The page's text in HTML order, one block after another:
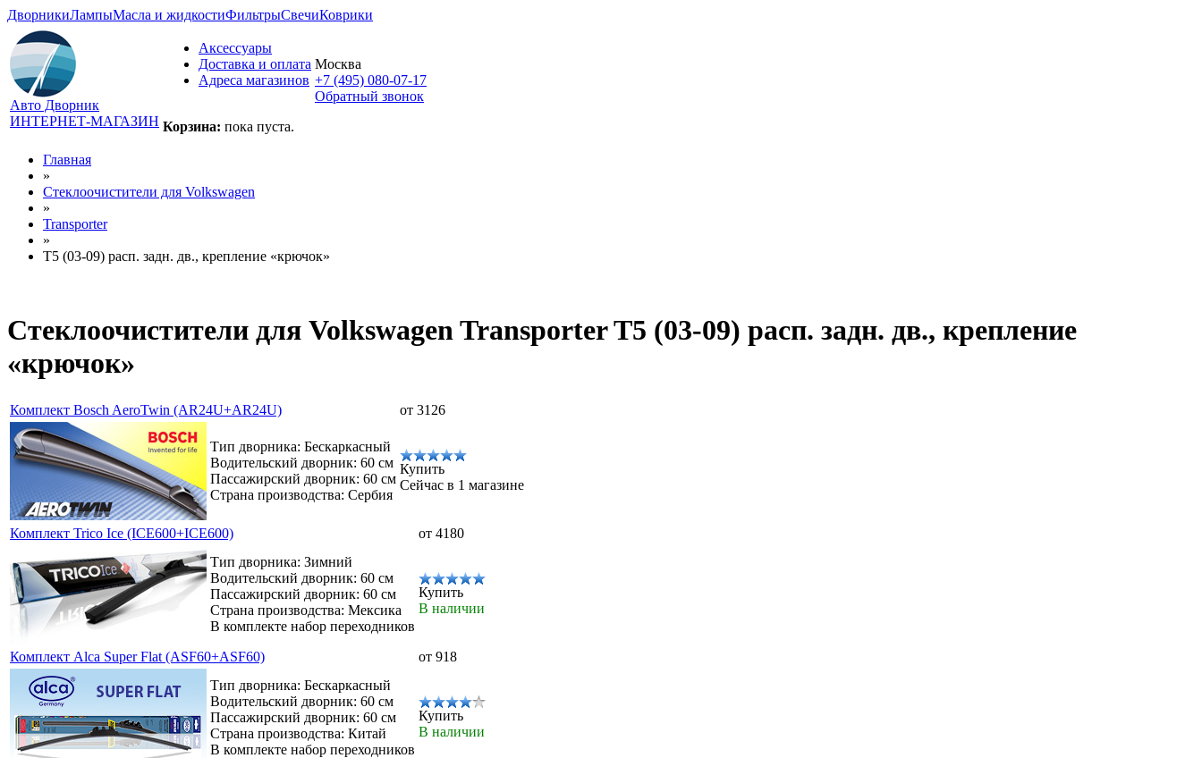
ДворникиЛампыМасла и жидкостиФильтрыСвечиКоврики
Авто Дворник
ИНТЕРНЕТ-МАГАЗИН
Аксессуары
Доставка и оплата
Адреса магазинов
Корзина: пока пуста.
Москва
+7 (495) 080-07-17
Обратный звонок
Главная
»
Стеклоочистители для Volkswagen
»
Transporter
»
T5 (03-09) расп. задн. дв., крепление «крючок»
Стеклоочистители для Volkswagen Transporter T5 (03-09) расп. задн. дв., крепление
«крючок»
Комплект Bosch AeroTwin (AR24U+AR24U) от 3126
Тип дворника: Бескаркасный
Водительский дворник: 60 см
Пассажирский дворник: 60 см
Страна производства: Сербия
Купить
Сейчас в 1 магазине
Комплект Trico Ice (ICE600+ICE600)
от 4180
Тип дворника: Зимний
Водительский дворник: 60 см
Пассажирский дворник: 60 см
Страна производства: Мексика
В комплекте набор переходников
Купить
В наличии
Комплект Alca Super Flat (ASF60+ASF60)
от 918
Тип дворника: Бескаркасный
Водительский дворник: 60 см
Пассажирский дворник: 60 см
Страна производства: Китай
В комплекте набор переходников
Купить
В наличии